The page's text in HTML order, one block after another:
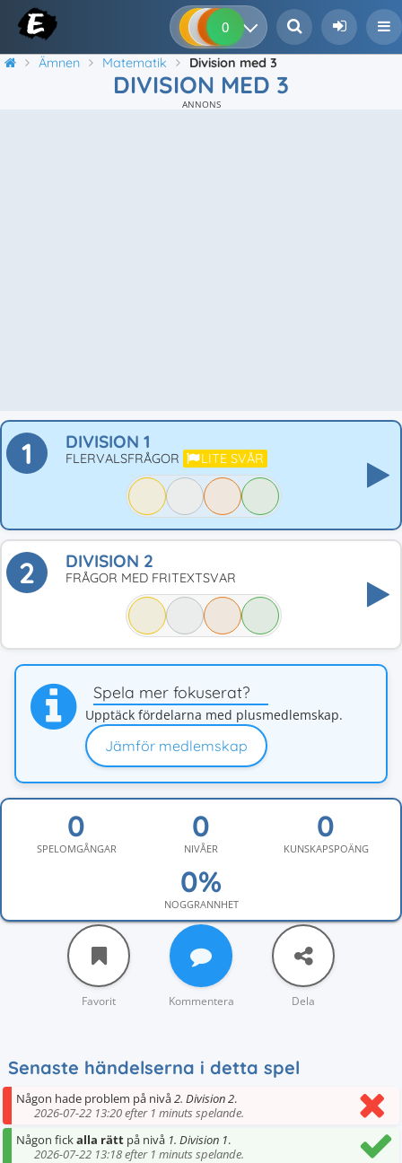
0 0 0
Ämnen Matematik Division med 3
DIVISION MED 3
ANNONS
1 DIVISION 1
FLERVALSFRÅGOR LITE SVÅR
2 DIVISION 2
FRÅGOR MED FRITEXTSVAR
Spela mer fokuserat?
Upptäck fördelarna med plusmedlemskap.
Jämför medlemskap
SPELOMGÅNGAR NIVÅER KUNSKAPSPOÄNG
NOGGRANNHET
Favorit Kommentera Dela
Senaste händelserna i detta spel
Någon hade problem på nivå2. Division 2.
2026-07-22 13:20 efter 1 minuts spelande.
Någon fickalla rätt på nivå 1. Division 1.
2026-07-22 13:18 efter 1 minuts spelande.